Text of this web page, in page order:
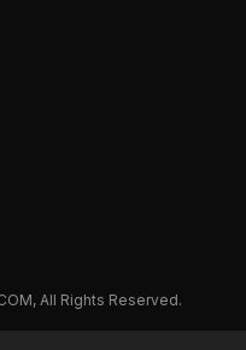
All Rights Reserved.